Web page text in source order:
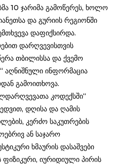
10 ჯარიმა გამოწერეს, ხოლო
და გურიის რეგიონში
დაფიქსირდა.
დარღვევისთვის
თბილისსა და ქვემო
აღნიშნული ინფორმაცია
გამოითხოვა.
კოდექსში“
დღისა და ღამის
კერძო საკუთრების
ან საჯარო
ხმაურის დასაშვები
ფიზიკური, იურიდიული პირის